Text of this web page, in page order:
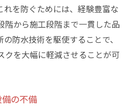
れを防ぐためには、経験豊富な
階から施工段階まで一貫した品
防水技術を駆使することで、
クを大幅に軽減させることが可
の不備